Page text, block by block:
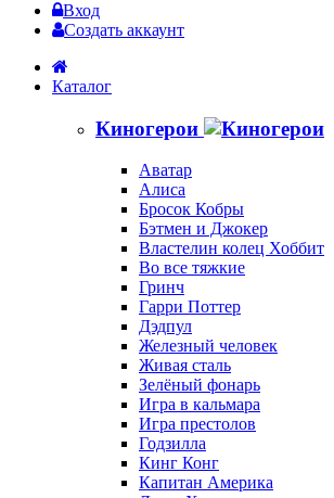
Вход
Создать аккаунт
Каталог
Киногерои
Аватар
Алиса
Бросок Кобры
Бэтмен и Джокер
Властелин колец Хоббит
Во все тяжкие
Гринч
Гарри Поттер
Дэдпул
Железный человек
Живая сталь
Зелёный фонарь
Игра в кальмара
Игра престолов
Годзилла
Кинг Конг
Капитан Америка